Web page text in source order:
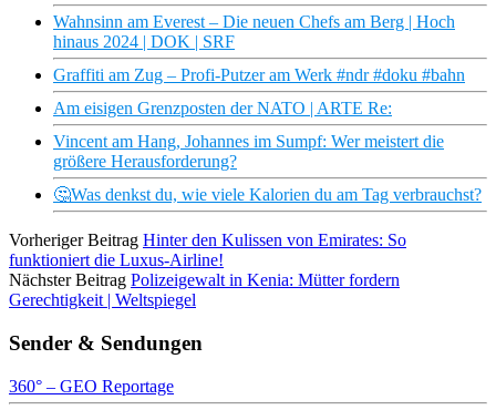
Wahnsinn am Everest – Die neuen Chefs am Berg | Hoch
hinaus 2024 | DOK | SRF
Graffiti am Zug – Profi-Putzer am Werk #ndr #doku #bahn
Am eisigen Grenzposten der NATO | ARTE Re:
Vincent am Hang, Johannes im Sumpf: Wer meistert die
größere Herausforderung?
🤔Was denkst du, wie viele Kalorien du am Tag verbrauchst?
Vorheriger Beitrag Hinter den Kulissen von Emirates: So
funktioniert die Luxus-Airline!
Nächster Beitrag Polizeigewalt in Kenia: Mütter fordern
Gerechtigkeit | Weltspiegel
Sender & Sendungen
360° – GEO Reportage